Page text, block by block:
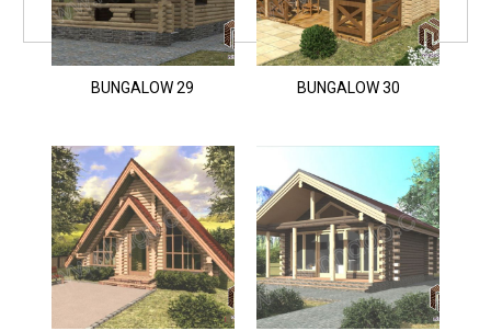
BUNGALOW 29 BUNGALOW 30